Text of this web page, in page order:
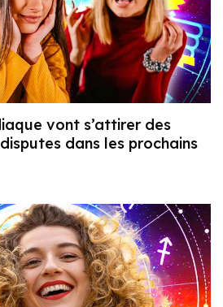
vont s’attirer des
dans les prochains